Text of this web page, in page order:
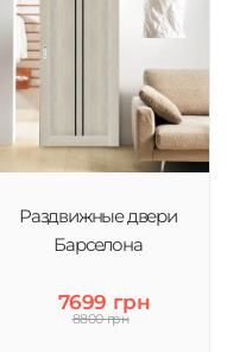
Раздвижные двери
Барселона
7699 грн
8800 грн